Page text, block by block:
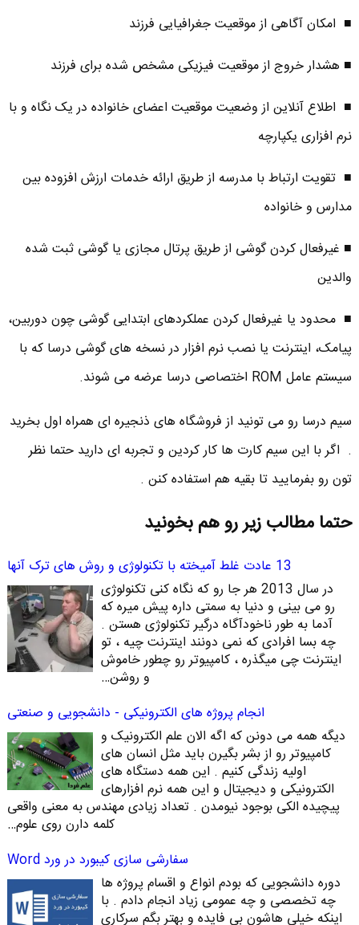
■ امکان آگاهی از موقعیت جغرافیایی فرزند
■ هشدار خروج از موقعیت فیزیکی مشخص شده برای فرزند
■ اطلاع آنلاین از وضعیت موقعیت اعضای خانواده در یک نگاه و با
نرم­ افزاری یکپارچه
■ تقویت ارتباط با مدرسه از طریق ارائه خدمات ارزش افزوده بین
مدارس و خانواده
■ غیرفعال کردن گوشی از طریق پرتال مجازی یا گوشی ثبت شده
والدین
■ محدود یا غیرفعال کردن عملکردهای ابتدایی گوشی چون دوربین،
پیامک، اینترنت یا نصب نرم­ افزار در نسخه­ های گوشی درسا که با
سیستم عامل ROM اختصاصی درسا عرضه می­ شوند.
سیم درسا رو می تونید از فروشگاه های ذنجیره ای همراه اول بخرید
. اگر با این سیم کارت ها کار کردین و تجربه ای دارید حتما نظر
تون رو بفرمایید تا بقیه هم استفاده کنن .
حتما مطالب زیر رو هم بخونید
13 عادت غلط آمیخته با تکنولوژی و روش های ترک آنها
در سال 2013 هر جا رو که نگاه کنی تکنولوژی
رو می بینی و دنیا به سمتی داره پیش میره که
آدما به طور ناخودآگاه درگیر تکنولوژی هستن .
چه بسا افرادی که نمی دونند اینترنت چیه ، تو
اینترنت چی میگذره ، کامپیوتر رو چطور خاموش
و روشن…
انجام پروژه های الکترونیکی - دانشجویی و صنعتی
دیگه همه می دونن که اگه الان علم الکترونیک و
کامپیوتر رو از بشر بگیرن باید مثل انسان های
اولیه زندگی کنیم . این همه دستگاه های
الکترونیکی و دیجیتال و این همه نرم افزارهای
پیچیده الکی بوجود نیومدن . تعداد زیادی مهندس به معنی واقعی
کلمه دارن روی علوم…
سفارشی سازی کیبورد در ورد Word
دوره دانشجویی که بودم انواع و اقسام پروژه ها
چه تخصصی و چه عمومی زیاد انجام دادم . با
اینکه خیلی هاشون بی فایده و بهتر بگم سرکاری